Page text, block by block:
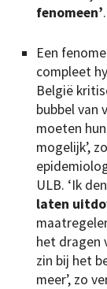
fenomeen’.
Een
compleet
België
bubbel van
moeten
mogelijk’,
ULB. ‘Ik
laten
het dragen
zin bij het
meer’, zo